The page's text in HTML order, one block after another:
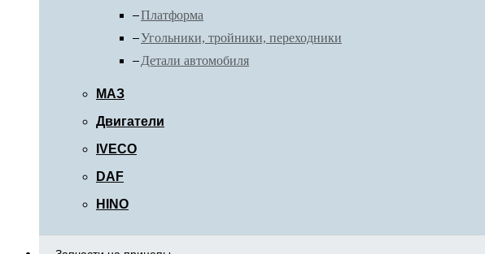
Платформа
Угольники, тройники, переходники
Детали автомобиля
МАЗ
Двигатели
IVECO
DAF
HINO